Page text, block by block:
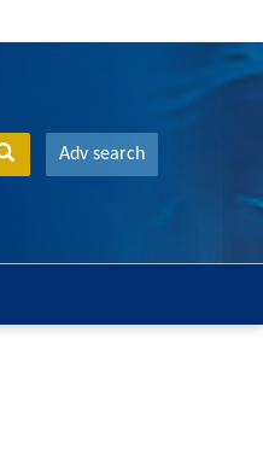
Adv search